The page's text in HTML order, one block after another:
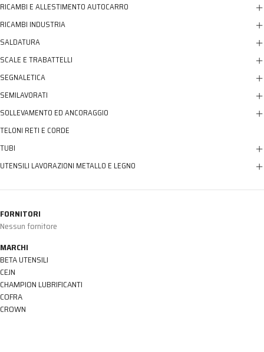
RICAMBI E ALLESTIMENTO AUTOCARRO
RICAMBI INDUSTRIA
SALDATURA
SCALE E TRABATTELLI
SEGNALETICA
SEMILAVORATI
SOLLEVAMENTO ED ANCORAGGIO
TELONI RETI E CORDE
TUBI
UTENSILI LAVORAZIONI METALLO E LEGNO
FORNITORI
Nessun fornitore
MARCHI
BETA UTENSILI
CEJN
CHAMPION LUBRIFICANTI
COFRA
CROWN